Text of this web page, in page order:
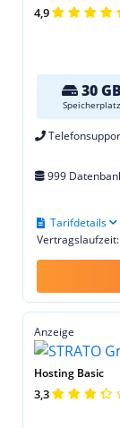
4,9
30 GB
Speicherplatz
999
Tarifdetails
Anzeige
Hosting Basic
3,3